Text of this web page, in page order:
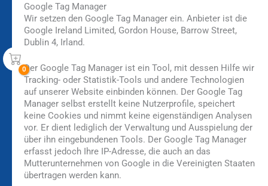
Google Tag Manager
Wir setzen den Google Tag Manager ein. Anbieter ist die
Google Ireland Limited, Gordon House, Barrow Street,
Dublin 4, Irland.
Der Google Tag Manager ist ein Tool, mit dessen Hilfe wir
Tracking- oder Statistik-Tools und andere Technologien
auf unserer Website einbinden können. Der Google Tag
Manager selbst erstellt keine Nutzerprofile, speichert
keine Cookies und nimmt keine eigenständigen Analysen
vor. Er dient lediglich der Verwaltung und Ausspielung der
über ihn eingebundenen Tools. Der Google Tag Manager
erfasst jedoch Ihre IP-Adresse, die auch an das
Mutterunternehmen von Google in die Vereinigten Staaten
übertragen werden kann.